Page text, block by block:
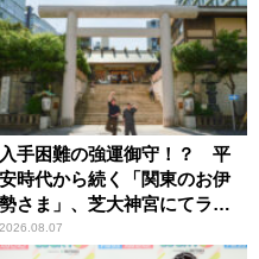
入手困難の強運御守！？ 平
安時代から続く「関東のお伊
勢さま」、芝大神宮にてラン
パンプスが合格祈願！
2026.08.07